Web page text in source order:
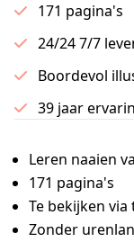
171 pagina's
24/24 7/7
Boordevol
39 jaar
Leren naaien
171 pagina's
Te bekijken
Zonder